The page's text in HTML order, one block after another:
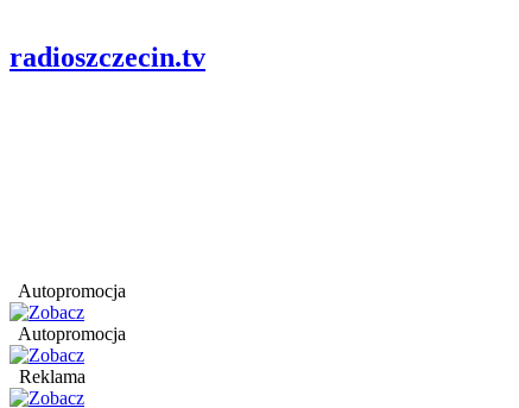
radioszczecin.tv
Autopromocja
Autopromocja
Reklama